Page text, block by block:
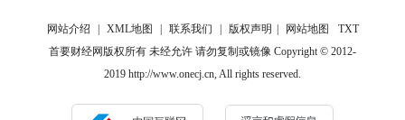
网站介绍 XML地图 联系我们 版权声明 网站地图
TXT
首要财经网版权所有 未经允许 请勿复制或镜像 Copyright © 2012-
2019 http://www.onecj.cn, All rights reserved.